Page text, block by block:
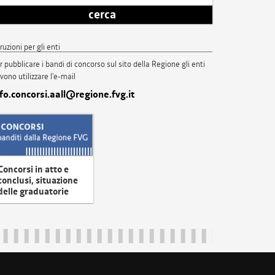
cerca
per gli enti
pubblicare i bandi di concorso sul sito della Regione gli enti
utilizzare l'e-mail
in atto e
situazione
graduatorie